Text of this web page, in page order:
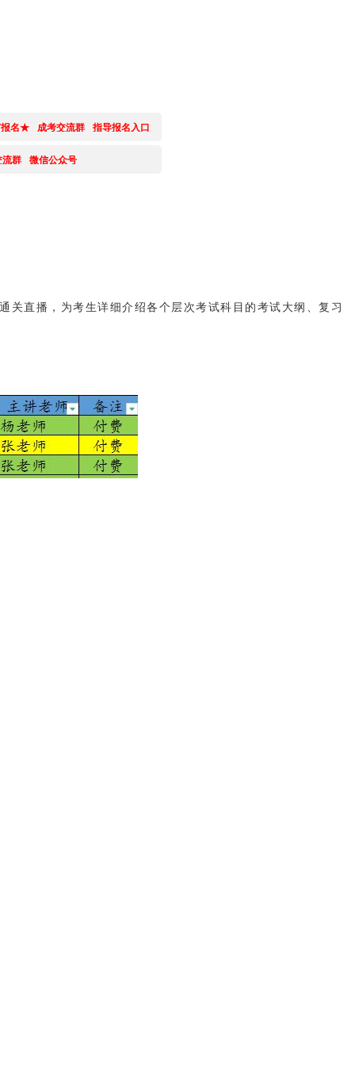
名★ 成考交流群 指导报名入口
群 微信公众号
关直播，为考生详细介绍各个层次考试科目的考试大纲、复习